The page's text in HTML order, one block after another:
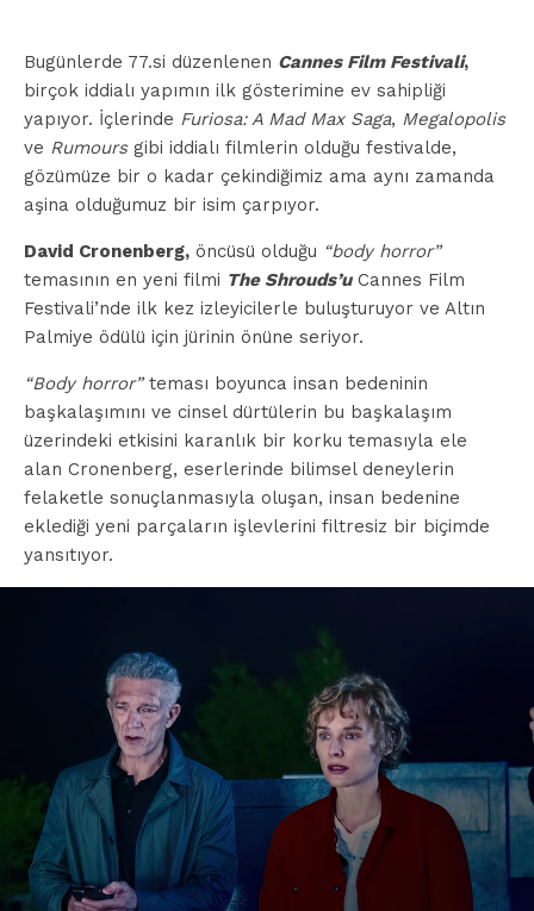
Bugünlerde 77.si düzenlenen Cannes Film Festivali,
birçok iddialı yapımın ilk gösterimine ev sahipliği
yapıyor. İçlerinde Furiosa: A Mad Max Saga, Megalopolis
ve Rumoursgibi iddialı filmlerin olduğu festivalde,
gözümüze bir o kadar çekindiğimiz ama aynı zamanda
aşina olduğumuz bir isim çarpıyor.
David Cronenberg, öncüsü olduğu “body horror”
temasının en yeni filmi The Shrouds’uCannes Film
Festivali’nde ilk kez izleyicilerle buluşturuyor ve Altın
Palmiye ödülü için jürinin önüne seriyor.
“Body horror”teması boyunca insan bedeninin
başkalaşımını ve cinsel dürtülerin bu başkalaşım
üzerindeki etkisini karanlık bir korku temasıyla ele
alan Cronenberg, eserlerinde bilimsel deneylerin
felaketle sonuçlanmasıyla oluşan, insan bedenine
eklediği yeni parçaların işlevlerini filtresiz bir biçimde
yansıtıyor.